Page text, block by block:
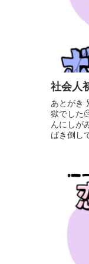
社会人
あとがき
獄でした
んにしが
ばき倒し